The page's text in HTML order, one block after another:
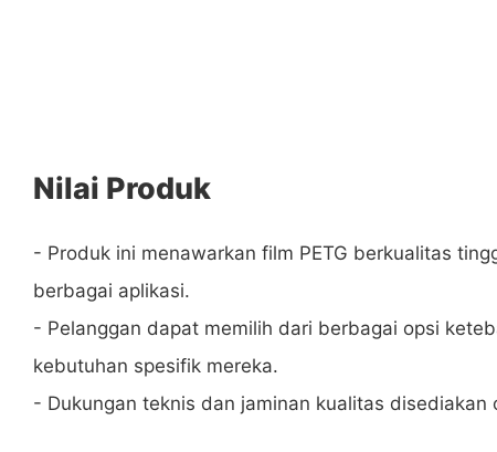
Nilai Produk
- Produk ini menawarkan film PETG berkualitas
berbagai aplikasi.
- Pelanggan dapat memilih dari berbagai opsi
kebutuhan spesifik mereka.
- Dukungan teknis dan jaminan kualitas disediakan